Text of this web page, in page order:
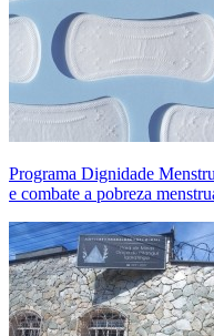
Programa Dignidade
e combate a pobreza